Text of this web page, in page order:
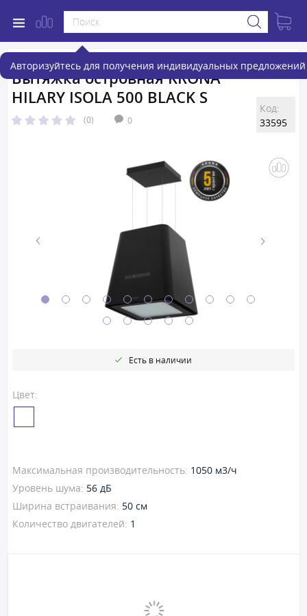
Авторизуйтесь для получения индивидуальных предложений
Вытяжка островная KRONA
HILARY ISOLA 500 BLACK S
(0) 0
Код:
33595
Цвет:
Есть в наличии
Максимальная производительность: 1050 м3/ч
Уровень шума: 56 дБ
Ширина встраивания: 50 см
Количество двигателей: 1